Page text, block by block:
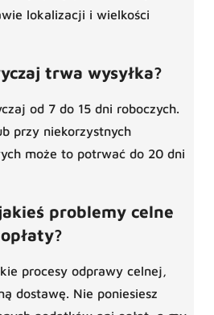
lokalizacji i wielkości
trwa wysyłka?
od 7 do 15 dni roboczych.
przy niekorzystnych
może to potrwać do 20 dni
problemy celne
procesy odprawy celnej,
dostawę. Nie poniesiesz